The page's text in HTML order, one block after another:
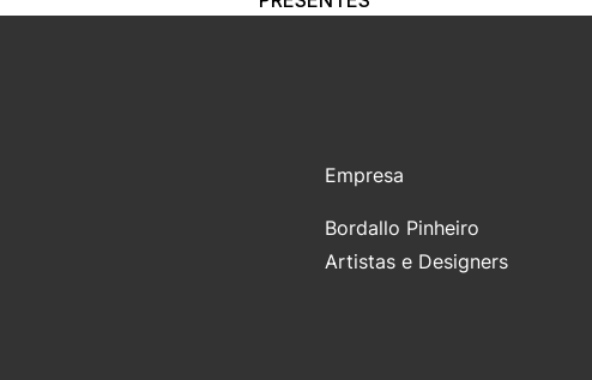
Empresa
Bordallo Pinheiro
Artistas e Designers